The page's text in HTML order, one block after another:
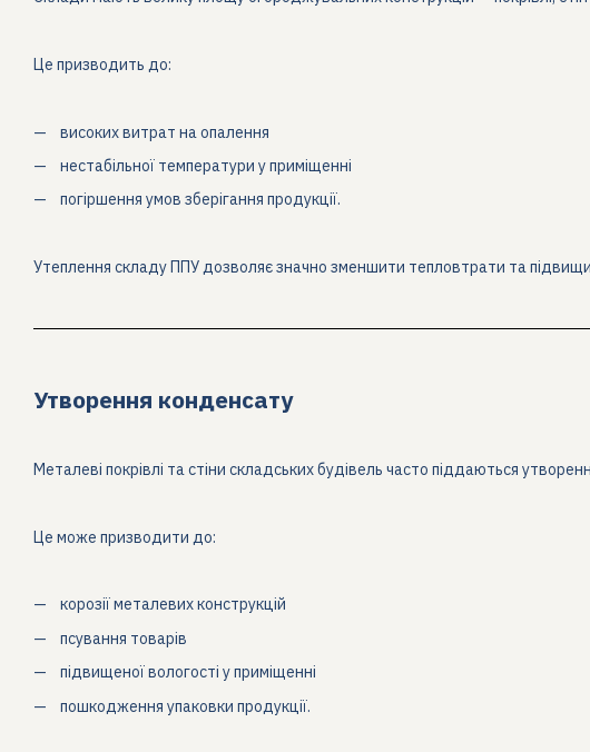
Це призводить до:
високих витрат на опалення
нестабільної температури у приміщенні
погіршення умов зберігання продукції.
Утеплення складу ППУ дозволяє значно зменшити тепловтрати та
Утворення конденсату
Металеві покрівлі та стіни складських будівель часто піддаються
Це може призводити до:
корозії металевих конструкцій
псування товарів
підвищеної вологості у приміщенні
пошкодження упаковки продукції.